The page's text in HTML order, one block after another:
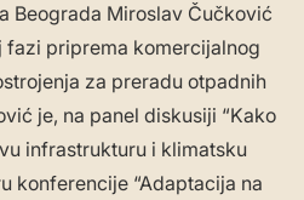
Beograda Miroslav Čučković
fazi priprema komercijalnog
za preradu otpadnih
je, na panel diskusiji “Kako
infrastrukturu i klimatsku
konferencije “Adaptacija na